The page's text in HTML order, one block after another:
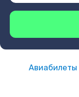
Авиабилеты